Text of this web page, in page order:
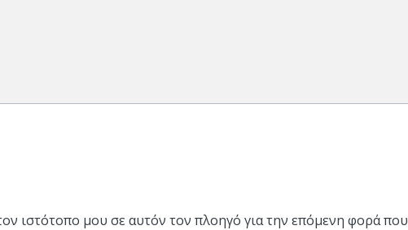
ιστότοπο μου σε αυτόν τον πλοηγό για την επόμενη φορά που